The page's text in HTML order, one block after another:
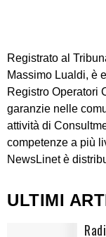
Registrato al
Massimo Lualdi, è
Registro Operatori
garanzie nelle
attività di
competenze a più
NewsLinet è
ULTIMI